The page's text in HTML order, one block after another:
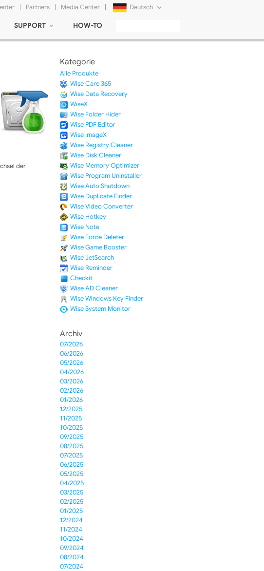
| Partners | Media Center | Deutsch
Русский
SUPPORT HOW-TO
der
Kategorie
Alle Produkte
Wise Care 365
Wise Data Recovery
WiseX
Wise Folder Hider
Wise PDF Editor
Wise ImageX
Wise Registry Cleaner
Wise Disk Cleaner
Wise Memory Optimizer
Wise Program Uninstaller
Wise Auto Shutdown
Wise Duplicate Finder
Wise Video Converter
Wise Hotkey
Wise Note
Wise Force Deleter
Wise Game Booster
Wise JetSearch
Wise Reminder
Checkit
Wise AD Cleaner
Wise Windows Key Finder
Wise System Monitor
Archiv
07/2026
06/2026
05/2026
04/2026
03/2026
02/2026
01/2026
12/2025
11/2025
10/2025
09/2025
08/2025
07/2025
06/2025
05/2025
04/2025
03/2025
02/2025
01/2025
12/2024
11/2024
10/2024
09/2024
08/2024
07/2024